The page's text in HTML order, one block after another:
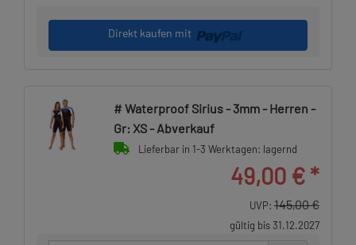
Direkt kaufen mit
# Waterproof Sirius - 3mm - Herren -
Gr: XS - Abverkauf
Lieferbar in 1-3 Werktagen: lagernd
49,00 € *
UVP: 145,00 €
gültig bis 31.12.2027